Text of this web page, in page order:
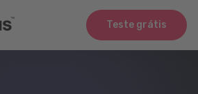
Teste grátis